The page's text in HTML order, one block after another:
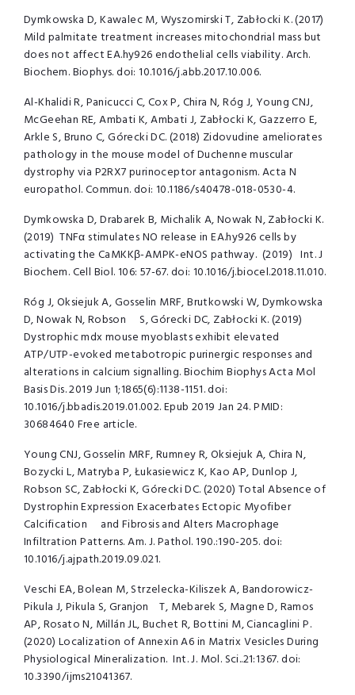
Dymkowska D, Kawalec M, Wyszomirski T, Zabłocki K. (2017)
Mild palmitate treatment increases mitochondrial mass but
does not affect EA.hy926 endothelial cells viability. Arch.
Biochem. Biophys. doi: 10.1016/j.abb.2017.10.006.
Al-Khalidi R, Panicucci C, Cox P, Chira N, Róg J, Young CNJ,
McGeehan RE, Ambati K, Ambati J, Zabłocki K, Gazzerro E,
Arkle S, Bruno C, Górecki DC. (2018) Zidovudine ameliorates
pathology in the mouse model of Duchenne muscular
dystrophy via P2RX7 purinoceptor antagonism. Acta N
europathol. Commun. doi: 10.1186/s40478-018-0530-4.
Dymkowska D, Drabarek B, Michalik A, Nowak N, Zabłocki K.
(2019) TNFα stimulates NO release in EA.hy926 cells by
activating the CaMKKβ-AMPK-eNOS pathway. (2019) Int. J
Biochem. Cell Biol. 106: 57-67. doi: 10.1016/j.biocel.2018.11.010.
Róg J, Oksiejuk A, Gosselin MRF, Brutkowski W, Dymkowska
D, Nowak N, Robson S, Górecki DC, Zabłocki K. (2019)
Dystrophic mdx mouse myoblasts exhibit elevated
ATP/UTP-evoked metabotropic purinergic responses and
alterations in calcium signalling. Biochim Biophys Acta Mol
Basis Dis. 2019 Jun 1;1865(6):1138-1151. doi:
10.1016/j.bbadis.2019.01.002. Epub 2019 Jan 24. PMID:
30684640 Free article.
Young CNJ, Gosselin MRF, Rumney R, Oksiejuk A, Chira N,
Bozycki L, Matryba P, Łukasiewicz K, Kao AP, Dunlop J,
Robson SC, Zabłocki K, Górecki DC. (2020) Total Absence of
Dystrophin Expression Exacerbates Ectopic Myofiber
Calcification and Fibrosis and Alters Macrophage
Infiltration Patterns. Am. J. Pathol. 190.:190-205. doi:
10.1016/j.ajpath.2019.09.021.
Veschi EA, Bolean M, Strzelecka-Kiliszek A, Bandorowicz-
Pikula J, Pikula S, Granjon T, Mebarek S, Magne D, Ramos
AP, Rosato N, Millán JL, Buchet R, Bottini M, Ciancaglini P.
(2020) Localization of Annexin A6 in Matrix Vesicles During
Physiological Mineralization. Int. J. Mol. Sci..21:1367. doi:
10.3390/ijms21041367.